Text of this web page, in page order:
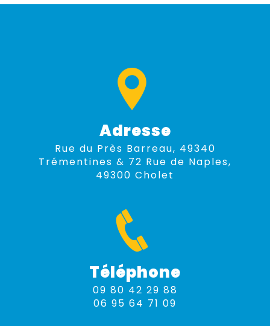
Adresse
Rue du Près Barreau, 49340
Trémentines & 72 Rue de Naples,
49300 Cholet
Téléphone
09 80 42 29 88
06 95 64 71 09